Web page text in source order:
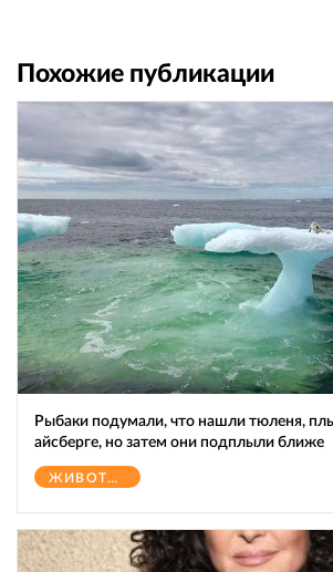
Похожие публикации
Рыбаки подумали, что нашли тюленя,
айсберге, но затем они подплыли ближе
ЖИВОТНЫЕ